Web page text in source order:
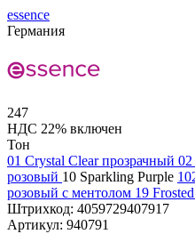
essence
Германия
247
НДС 22% включен
Тон
01 Crystal Clear прозрачный 02
розовый 10 Sparkling Purple
розовый с ментолом 19
Штрихкод: 4059729407917
Артикул: 940791